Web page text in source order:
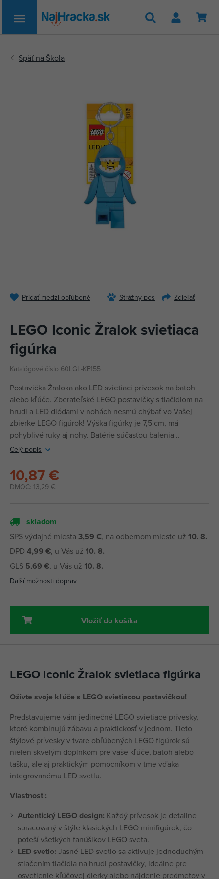
Hľadať
Pridať medzi obľúbené Strážny pes Zdieľať
LEGO Iconic Žralok svietiaca
figúrka
Katalógové číslo 60LGL-KE155
Postavička Žraloka ako LED svietiaci prívesok na batoh
alebo kľúče. Zberateľské LEGO postavičky s tlačidlom na
hrudi a LED diódami v nohách nesmú chýbať vo Vašej
zbierke LEGO figúrok! Výška figúrky je 7,5 cm, má
pohyblivé ruky aj nohy. Batérie súčasťou balenia…
Celý popis
DMOC: 13,29 €
10,87 €
skladom
SPS výdajné miesta 3,59 €, na odbernom mieste už 10. 8.
DPD 4,99 €, u Vás už 10. 8.
GLS 5,69 €, u Vás už 10. 8.
Další možnosti doprav
Vložiť do košíka
LEGO Iconic Žralok svietiaca figúrka
Oživte svoje kľúče s LEGO svietiacou postavičkou!
Predstavujeme vám jedinečné LEGO svietiace prívesky,
ktoré kombinujú zábavu a praktickosť v jednom. Tieto
štýlové prívesky v tvare obľúbených LEGO figúrok sú
nielen skvelým doplnkom pre vaše kľúče, batoh alebo
tašku, ale aj praktickým pomocníkom v tme vďaka
integrovanému LED svetlu.
Vlastnosti:
Autentický LEGO design: Každý prívesok je detailne
spracovaný v štýle klasických LEGO minifigúrok, čo
poteší všetkých fanúšikov LEGO sveta.
LED svetlo: Jasné LED svetlo sa aktivuje jednoduchým
stlačením tlačidla na hrudi postavičky, ideálne pre
osvetlenie kľúčovej dierky alebo nájdenie predmetov v